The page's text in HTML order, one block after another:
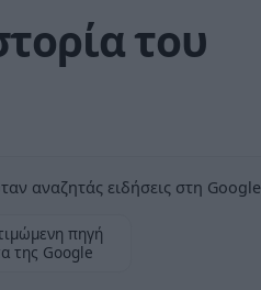
του
αναζητάς ειδήσεις στη Google
πηγή
της Google